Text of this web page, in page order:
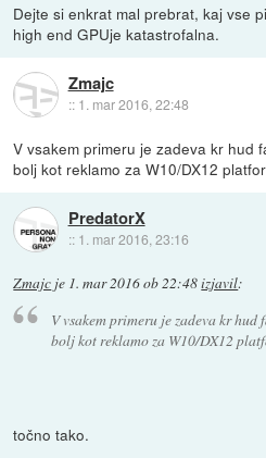
Dejte si enkrat mal prebrat, kaj vse
high end GPUje katastrofalna.
Zmajc
:: 1. mar 2016, 22:48
V vsakem primeru je zadeva kr hud
bolj kot reklamo za W10/DX12
PredatorX
:: 1. mar 2016, 23:16
Zmajc je 1. mar 2016 ob 22:48izjavil:
V vsakem primeru je zadeva kr
bolj kot reklamo za W10/DX12
točno tako.